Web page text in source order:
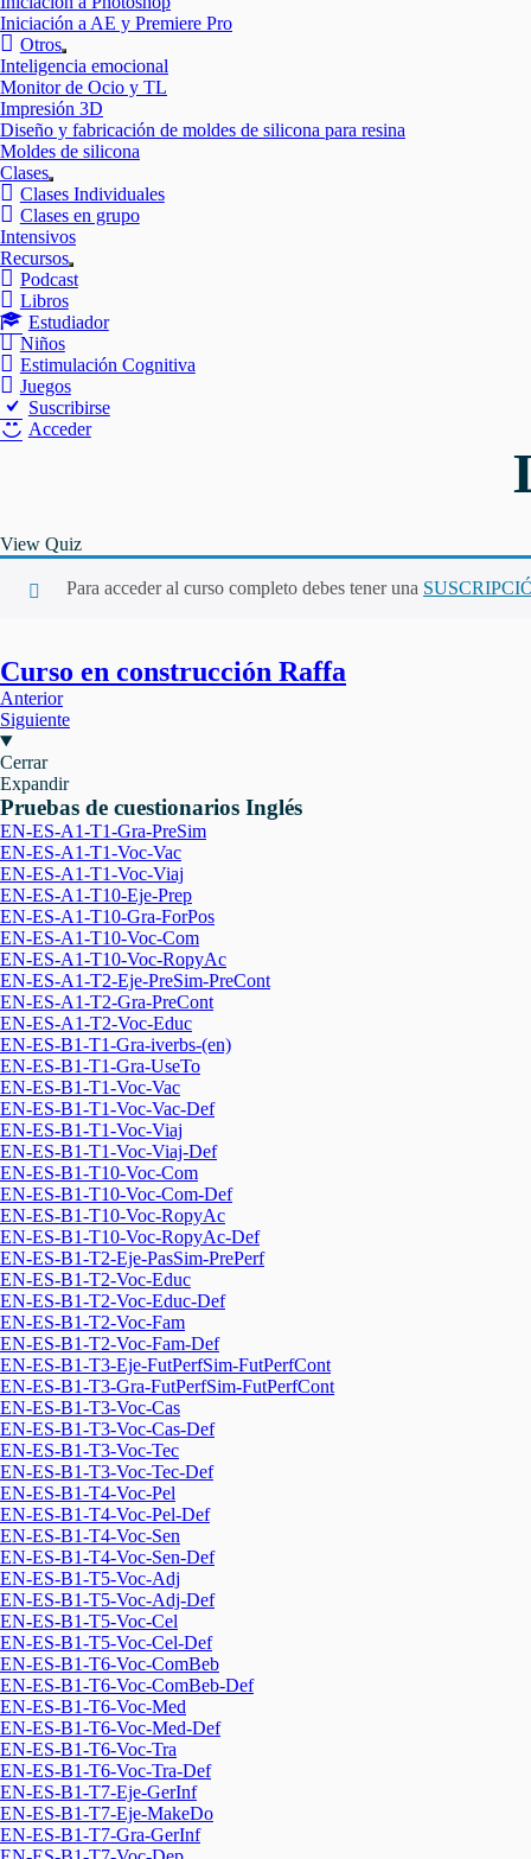
Iniciación a AE y Premiere Pro
Otros
Mostrar
el
submenú
Inteligencia emocional
Monitor de Ocio y TL
Impresión 3D
Diseño y fabricación de moldes de silicona para resina
Moldes de silicona
Clases
Mostrar
el
submenú
Clases Individuales
Clases en grupo
Intensivos
Recursos
Mostrar
el
Podcast
Libros
Estudiador
Niños
Estimulación Cognitiva
Juegos
Suscribirse
Acceder
View Quiz
Para acceder al curso completo debes tener una
Curso en construcción Raffa
Anterior
Siguiente
Cerrar
Expandir
Pruebas de cuestionarios Inglés
EN-ES-A1-T1-Gra-PreSim
EN-ES-A1-T1-Voc-Vac
EN-ES-A1-T1-Voc-Viaj
EN-ES-A1-T10-Eje-Prep
EN-ES-A1-T10-Gra-ForPos
EN-ES-A1-T10-Voc-Com
EN-ES-A1-T10-Voc-RopyAc
EN-ES-A1-T2-Eje-PreSim-PreCont
EN-ES-A1-T2-Gra-PreCont
EN-ES-A1-T2-Voc-Educ
EN-ES-B1-T1-Gra-iverbs-(en)
EN-ES-B1-T1-Gra-UseTo
EN-ES-B1-T1-Voc-Vac
EN-ES-B1-T1-Voc-Vac-Def
EN-ES-B1-T1-Voc-Viaj
EN-ES-B1-T1-Voc-Viaj-Def
EN-ES-B1-T10-Voc-Com
EN-ES-B1-T10-Voc-Com-Def
EN-ES-B1-T10-Voc-RopyAc
EN-ES-B1-T10-Voc-RopyAc-Def
EN-ES-B1-T2-Eje-PasSim-PrePerf
EN-ES-B1-T2-Voc-Educ
EN-ES-B1-T2-Voc-Educ-Def
EN-ES-B1-T2-Voc-Fam
EN-ES-B1-T2-Voc-Fam-Def
EN-ES-B1-T3-Eje-FutPerfSim-FutPerfCont
EN-ES-B1-T3-Gra-FutPerfSim-FutPerfCont
EN-ES-B1-T3-Voc-Cas
EN-ES-B1-T3-Voc-Cas-Def
EN-ES-B1-T3-Voc-Tec
EN-ES-B1-T3-Voc-Tec-Def
EN-ES-B1-T4-Voc-Pel
EN-ES-B1-T4-Voc-Pel-Def
EN-ES-B1-T4-Voc-Sen
EN-ES-B1-T4-Voc-Sen-Def
EN-ES-B1-T5-Voc-Adj
EN-ES-B1-T5-Voc-Adj-Def
EN-ES-B1-T5-Voc-Cel
EN-ES-B1-T5-Voc-Cel-Def
EN-ES-B1-T6-Voc-ComBeb
EN-ES-B1-T6-Voc-ComBeb-Def
EN-ES-B1-T6-Voc-Med
EN-ES-B1-T6-Voc-Med-Def
EN-ES-B1-T6-Voc-Tra
EN-ES-B1-T6-Voc-Tra-Def
EN-ES-B1-T7-Eje-GerInf
EN-ES-B1-T7-Eje-MakeDo
EN-ES-B1-T7-Gra-GerInf